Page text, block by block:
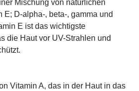
Mischung von natürlichen
E; D-alpha-, beta-, gamma und
E ist das wichtigste
die Haut vor UV-Strahlen und
Vitamin A, das in der Haut in das